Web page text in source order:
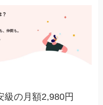
級の月額2,980円